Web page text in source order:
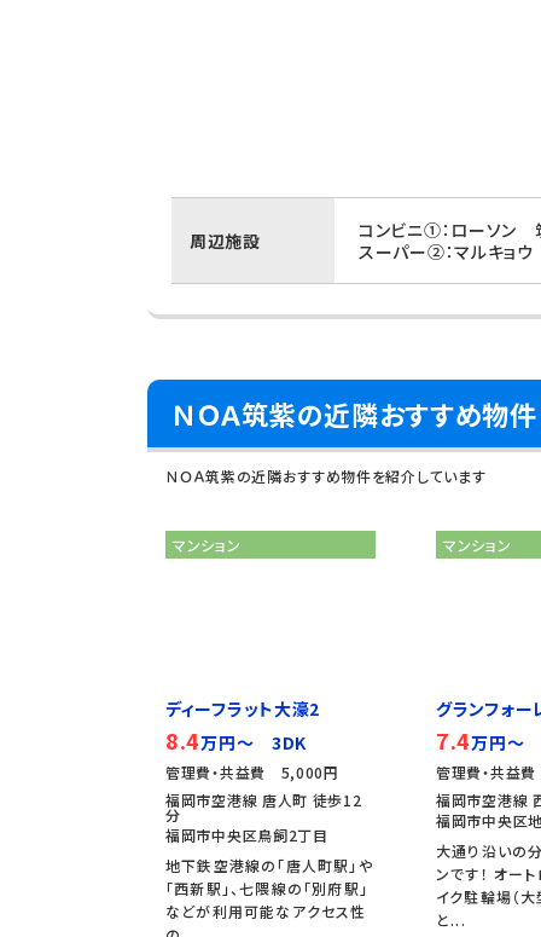
周辺施設
コンビニ①：ローソ
スーパー②：マルキ
ＮＯＡ筑紫の近隣おすすめ物件
ＮＯＡ筑紫の近隣おすすめ物件を紹介しています
マンション
ディーフラット大濠2
8.4万円～ 3DK
管理費・共益費 5,000円
福岡市空港線 唐人町 徒歩12
分
福岡市中央区鳥飼2丁目
地下鉄空港線の「唐人町駅」や
「西新駅」、七隈線の「別府駅」
などが利用可能なアクセス性
マンション
グランフォー
7.4万円～
管理費・共益
福岡市空港線
福岡市中央区
大通り沿いの
ンです！ オー
イク駐輪場（
と...